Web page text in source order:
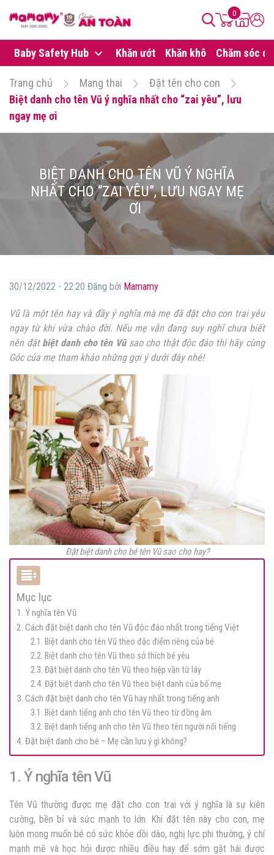
0
Baby Safety Hub Khăn ướt Khăn khô Chăm sóc da
Trang chủ Mang thai
Đặt tên cho con
Biệt danh cho tên Vũ ý nghĩa nhất cho “zai yêu”, lưu
ngay mẹ ơi
BIỆT DANH CHO TÊN VŨ Ý NGHĨA
NHẤT CHO “ZAI YÊU”, LƯU NGAY MẸ
ƠI
30/12/2022 - 22:20 Đăng bởi Mamamy
Vũ là một tên hay và đầy ý nghĩa mà mẹ đã đặt cho con trai yêu
ngay từ khi vừa chào đời. Nếu mẹ vẫn đang suy nghĩ chưa biết
nên đặt biệt danh cho tên Vũsao cho thật độc đáo thì hãy cùng
Góc của mẹ tham khảo những gợi ý dưới đây nhé!
Đặt biệt danh cho bé tên Vũ sao cho hay?
Mục lục
1. Ý nghĩa tên Vũ
2. Cách đặt biệt danh cho tên Vũ độc đáo nhất trong tiếng Việt
2.1. Biệt danh cho tên Vũ theo đặc điểm riêng của bé
2.2. Biệt danh cho tên Vũ theo sở thích bé yêu
2.3. Đặt biệt danh cho tên Vũ theo hiệp vần từ láy
2.4. Đặt biệt danh cho tên Vũ theo biệt danh của bố mẹ
3. Cách đặt biệt danh cho tên Vũ hay nhất trong tiếng anh
3.1. Biệt danh tiếng anh cho tên Vũ theo từ đồng âm
3.2. Biệt danh tiếng anh cho tên Vũ theo tên người nổi tiếng
4. Đặt biệt danh cho bé – Mẹ cần lưu ý gì không?
1. Ý nghĩa tên Vũ
Tên Vũ thường được mẹ đặt cho con trai với ý nghĩa là sự kiên
cường, bền bỉ và sức mạnh to lớn. Khi đặt tên này cho con, mẹ
luôn mong muốn bé có sức khỏe dồi dào, nghị lực phi thường, ý chí
mạnh mẽ và học hỏi được nhiều điều hay để sớm gặt hái được